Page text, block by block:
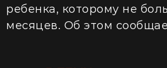
ребенка, которому не
месяцев. Об этом